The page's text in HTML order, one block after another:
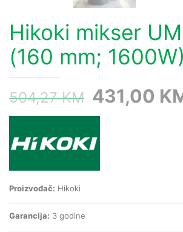
Hikoki mikser
(160 mm; 1600W)
504,27KM Original
price
was:
504,27 KM.
431,00
Proizvođač: Hikoki
Garancija: 3 godine